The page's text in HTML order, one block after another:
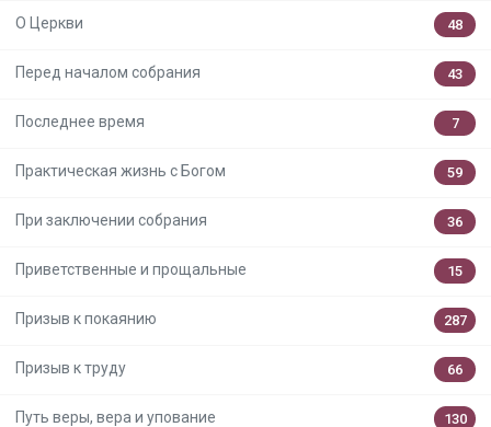
О Церкви 48
Перед началом собрания 43
Последнее время 7
Практическая жизнь с Богом 59
При заключении собрания 36
Приветственные и прощальные 15
Призыв к покаянию 287
Призыв к труду 66
Путь веры, вера и упование 130